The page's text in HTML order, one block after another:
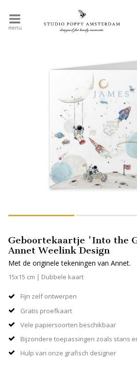
menu
Geboortekaartje 'Into the
Annet Weelink Design
Met de originele tekeningen van Annet.
15x15 cm | Dubbele kaart
Fijn zelf ontwerpen
Gratis proefkaart
Vele papiersoorten beschikbaar
Bijzondere toepassingen zoals stans
Hulp van onze grafisch designer